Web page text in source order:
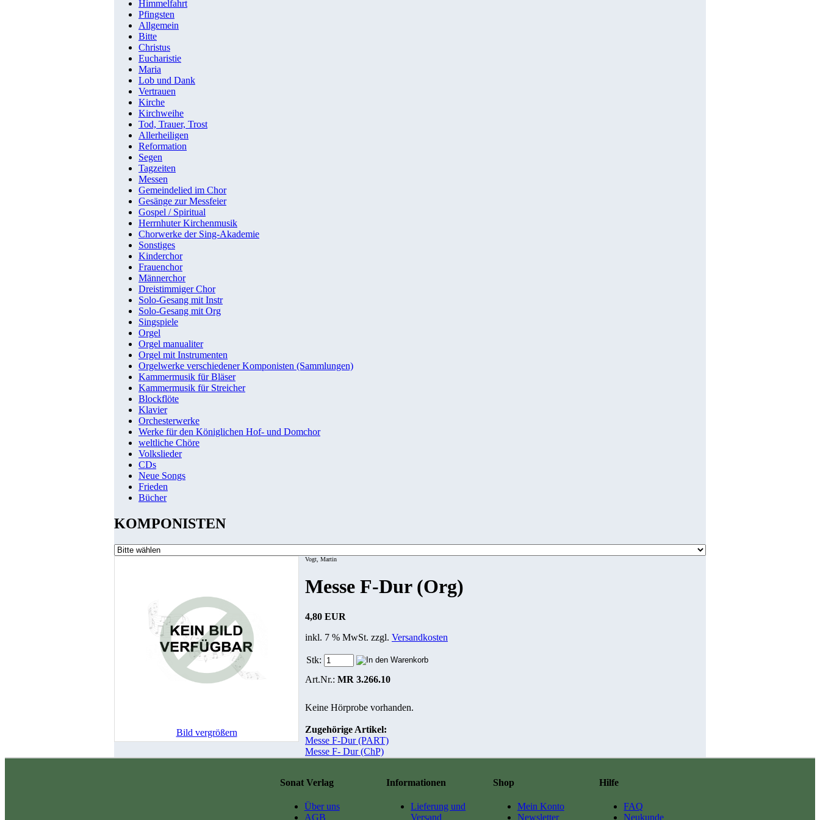
Himmelfahrt
Pfingsten
Allgemein
Bitte
Christus
Eucharistie
Maria
Lob und Dank
Vertrauen
Kirche
Kirchweihe
Tod, Trauer, Trost
Allerheiligen
Reformation
Segen
Tagzeiten
Messen
Gemeindelied im Chor
Gesänge zur Messfeier
Gospel / Spiritual
Herrnhuter Kirchenmusik
Chorwerke der Sing-Akademie
Sonstiges
Kinderchor
Frauenchor
Männerchor
Dreistimmiger Chor
Solo-Gesang mit Instr
Solo-Gesang mit Org
Singspiele
Orgel
Orgel manualiter
Orgel mit Instrumenten
Orgelwerke verschiedener Komponisten (Sammlungen)
Kammermusik für Bläser
Kammermusik für Streicher
Blockflöte
Klavier
Orchesterwerke
Werke für den Königlichen Hof- und Domchor
weltliche Chöre
Volkslieder
CDs
Neue Songs
Frieden
Bücher
KOMPONISTEN
Bild vergrößern
Vogt, Martin
Messe F-Dur (Org)
4,80 EUR
inkl. 7 % MwSt. zzgl. Versandkosten
Stk:
Art.Nr.: MR 3.266.10
Keine Hörprobe vorhanden.
Zugehörige Artikel:
Messe F-Dur (PART)
Messe F- Dur (ChP)
Hilfe
FAQ
Neukunde
Shop
Mein Konto
Newsletter
Informationen
Lieferung und
Versand
Sonat Verlag
Über uns
AGB